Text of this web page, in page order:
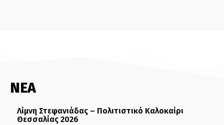
ΝΕΑ
Λίμνη Στεφανιάδας – Πολιτιστικό Καλοκαίρι
Θεσσαλίας 2026